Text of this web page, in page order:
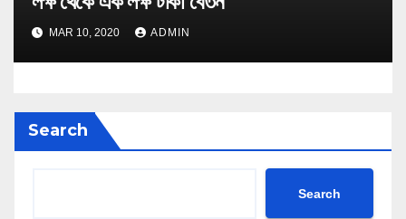
MAR 10, 2020 ADMIN
Search
Search